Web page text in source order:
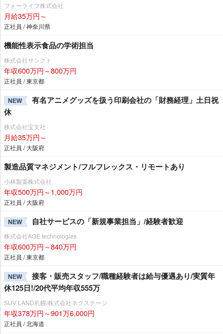
フォーライフ株式会社
月給35万円～
正社員 / 神奈川県
機能性表示食品の学術担当
株式会社サンクト
年収600万円～800万円
正社員 / 東京都
NEW
有名アニメグッズを扱う印刷会社の「財務経理」土日祝
休
株式会社宝文社
月給35万円～
正社員 / 大阪府
製造品質マネジメント/フルフレックス・リモートあり
小林製薬株式会社
年収500万円～1,000万円
正社員 / 大阪府
NEW 自社サービスの「新規事業担当」/経験者歓迎
株式会社AGE technologies
年収600万円～840万円
正社員 / 東京都
NEW
接客・販売スタッフ/職種経験者は給与優遇あり/実質年
休125日!/20代平均年収555万
SUV LAND札幌/株式会社ネクステージ
年収378万円～901万6,000円
正社員 / 北海道